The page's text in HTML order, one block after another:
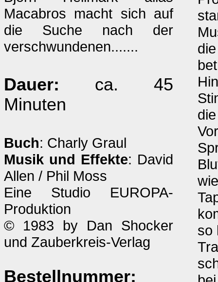
Macabros macht sich auf
die Suche nach der
verschwundenen.......
Dauer: ca. 45
Minuten
Buch: Charly Graul
Musik und Effekte: David
Allen / Phil Moss
Eine Studio EUROPA-
Produktion
© 1983 by Dan Shocker
und Zauberkreis-Verlag
Bestellnummer:
so